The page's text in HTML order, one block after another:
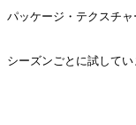
パッケージ・テクスチャ
シーズンごとに試してい